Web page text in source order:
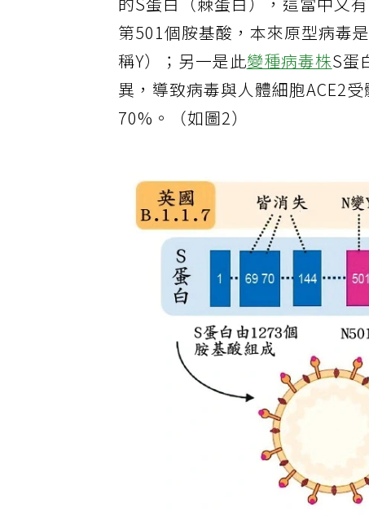
的S蛋白（棘蛋白），這當中又
第501個胺基酸，本來原型病毒
稱Y）；另一是此變種病毒株S蛋
異，導致病毒與人體細胞ACE2
70%。（如圖2）